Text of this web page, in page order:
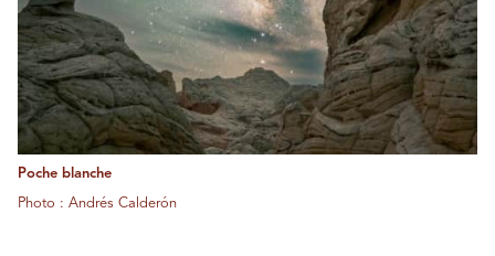
Poche blanche
Photo : Andrés Calderón